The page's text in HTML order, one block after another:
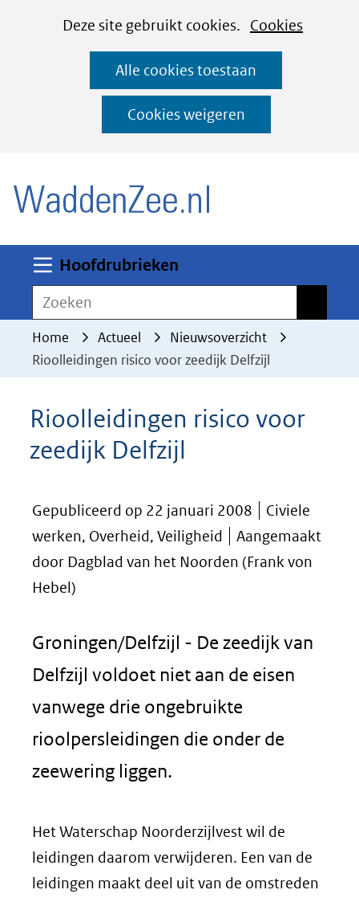
CookiesDeze site gebruikt cookies. Cookies
deze
worden
toegestaan
geweigerd.
Alle cookies toestaan
Cookies weigeren
Ga
naar
de
inhoud
Hoofdrubrieken
Zoeken
Home Actueel
Nieuwsoverzicht
Rioolleidingen risico voor zeedijk Delfzijl
Rioolleidingen risico voor
zeedijk Delfzijl
Gepubliceerd op 22 januari 2008
Civiele
werken, Overheid, Veiligheid
Aangemaakt
door Dagblad van het Noorden (Frank von
Hebel)
Groningen/Delfzijl - De zeedijk van
Delfzijl voldoet niet aan de eisen
vanwege drie ongebruikte
rioolpersleidingen die onder de
zeewering liggen.
Het Waterschap Noorderzijlvest wil de
leidingen daarom verwijderen. Een van de
leidingen maakt deel uit van de omstreden